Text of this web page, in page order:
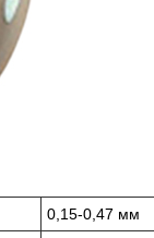
0,15-0,47 мм